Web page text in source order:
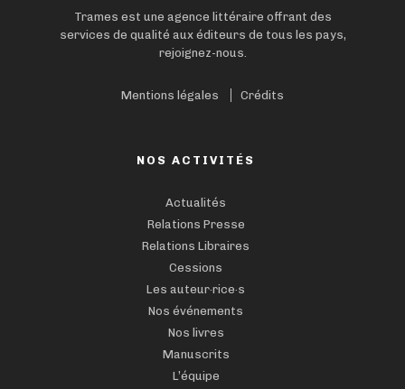
Trames est une agence littéraire offrant des
services de qualité aux éditeurs de tous les pays,
rejoignez-nous.
Mentions légales Crédits
NOS ACTIVITÉS
Actualités
Relations Presse
Relations Libraires
Cessions
Les auteur·rice·s
Nos événements
Nos livres
Manuscrits
L’équipe